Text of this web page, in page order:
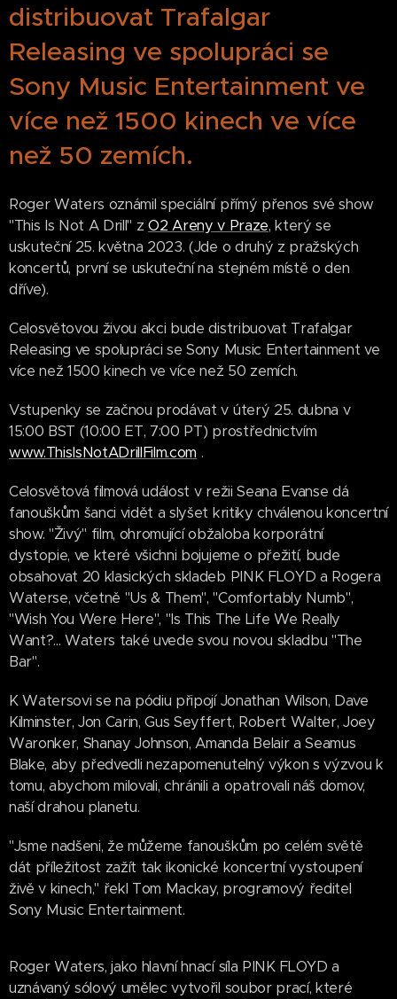
distribuovat Trafalgar
Releasing ve spolupráci se
Sony Music Entertainment ve
více než 1500 kinech ve více
než 50 zemích.
Roger Waters oznámil speciální přímý přenos své show
"This Is Not A Drill" zO2 Areny v Praze, který se
uskuteční 25. května 2023. (Jde o druhý z pražských
koncertů, první se uskuteční na stejném místě o den
dříve).
Celosvětovou živou akci bude distribuovat Trafalgar
Releasing ve spolupráci se Sony Music Entertainment ve
více než 1500 kinech ve více než 50 zemích.
Vstupenky se začnou prodávat v úterý 25. dubna v
15:00 BST (10:00 ET, 7:00 PT) prostřednictvím
www.ThisIsNotADrillFilm.com .
Celosvětová filmová událost v režii Seana Evanse dá
fanouškům šanci vidět a slyšet kritiky chválenou koncertní
show. "Živý" film, ohromující obžaloba korporátní
dystopie, ve které všichni bojujeme o přežití, bude
obsahovat 20 klasických skladeb PINK FLOYD a Rogera
Waterse, včetně "Us & Them", "Comfortably Numb",
"Wish You Were Here", "Is This The Life We Really
Want?... Waters také uvede svou novou skladbu "The
Bar".
K Watersovi se na pódiu připojí Jonathan Wilson, Dave
Kilminster, Jon Carin, Gus Seyffert, Robert Walter, Joey
Waronker, Shanay Johnson, Amanda Belair a Seamus
Blake, aby předvedli nezapomenutelný výkon s výzvou k
tomu, abychom milovali, chránili a opatrovali náš domov,
naší drahou planetu.
"Jsme nadšeni, že můžeme fanouškům po celém světě
dát příležitost zažít tak ikonické koncertní vystoupení
živě v kinech," řekl Tom Mackay, programový ředitel
Sony Music Entertainment.
Roger Waters, jako hlavní hnací síla PINK FLOYD a
uznávaný sólový umělec vytvořil soubor prací, které